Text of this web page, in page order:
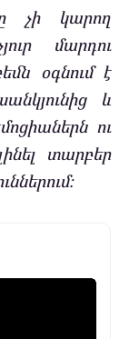
չի կարող
մարդու
օգնում է
և
ու
տարբեր